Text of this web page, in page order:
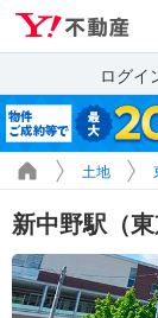
ログイ
土地
新中野駅（